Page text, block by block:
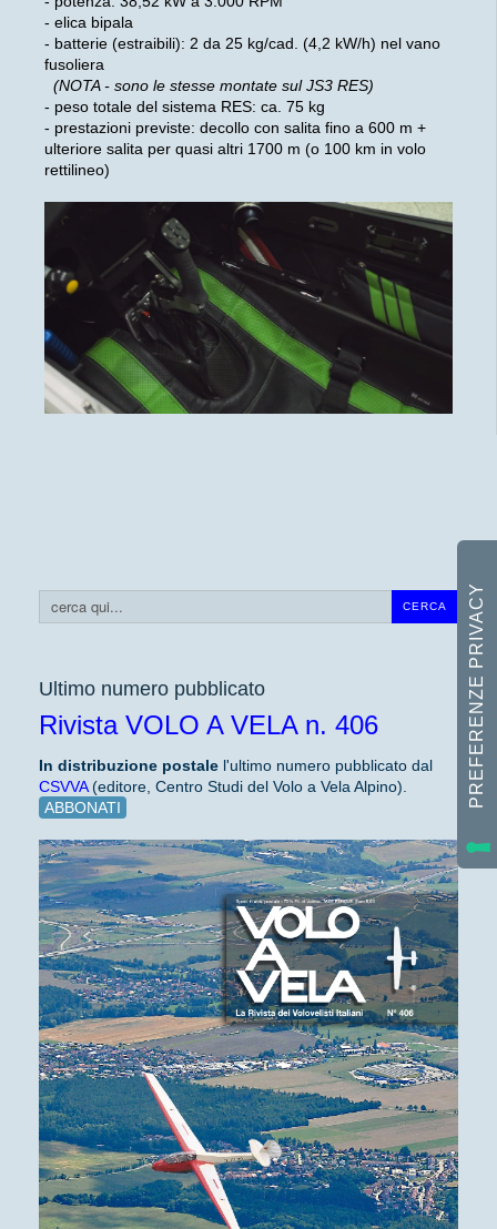
CERCA
Ultimo numero pubblicato
Rivista VOLO A VELA n. 406
In distribuzione postale l'ultimo numero pubblicato dal
CSVVA(editore, Centro Studi del Volo a Vela Alpino).
ABBONATI
- elica bipala
- batterie (estraibili): 2 da 25 kg/cad. (4,2 kW/h) nel vano
fusoliera
(NOTA - sono le stesse montate sul JS3 RES)
- peso totale del sistema RES: ca. 75 kg
- prestazioni previste: decollo con salita fino a 600 m +
ulteriore salita per quasi altri 1700 m (o 100 km in volo
rettilineo)